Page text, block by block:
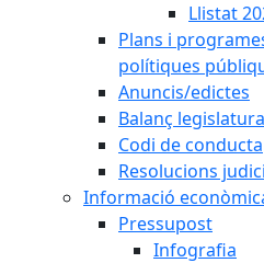
Llistat
Plans i
polítiques
Anuncis/edictes
Balanç legislatura
Codi de conducta
Resolucions
Informació
Pressupost
Infografia